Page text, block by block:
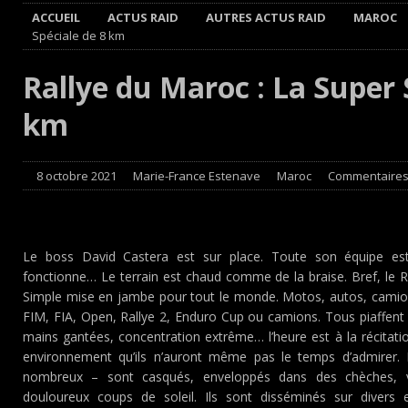
[ 8 août 2026 ]
Avant les Cimes, Mathieu Baumel à la
[ 8 août 2026 ]
Grand Prix de France Historique : Il aura
ACCUEIL ACTUS RAID AUTRES ACTUS RAID
MAROC
Spéciale de 8 km
Rallye du Maroc : La Super
km
8 octobre 2021 Marie-France Estenave Maroc
Le boss David Castera est sur place. Toute son équipe
fonctionne… Le terrain est chaud comme de la braise. Bref, le
Simple mise en jambe pour tout le monde. Motos, autos,
FIM, FIA, Open, Rallye 2, Enduro Cup ou camions. Tous
mains gantées, concentration extrême… l’heure est à la
environnement qu’ils n’auront même pas le temps
nombreux – sont casqués, enveloppés dans des
douloureux coups de soleil. Ils sont disséminés sur divers